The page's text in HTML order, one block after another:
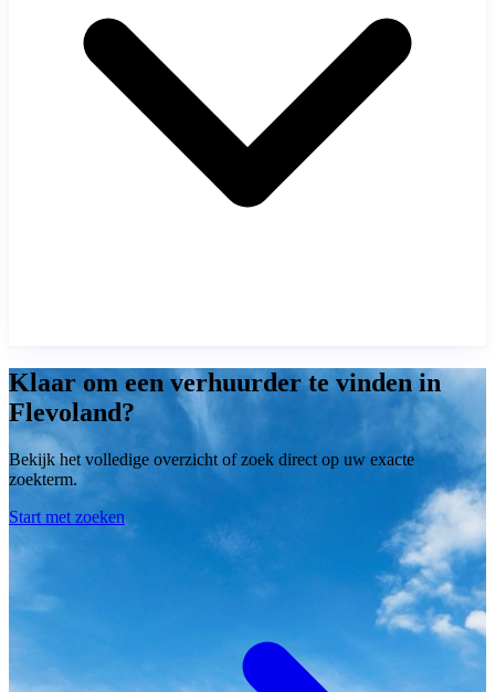
Klaar om een verhuurder te vinden in
Flevoland?
Bekijk het volledige overzicht of zoek direct op uw exacte
zoekterm.
Start met zoeken